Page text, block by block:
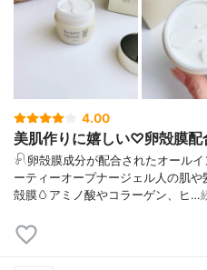
4.00
美肌作りに嬉しい♡卵殻膜配
𓍯卵殻膜成分が配合されたオール
ーティーオープナージェル人の肌
殻膜🥚アミノ酸やコラーゲン、ヒ…